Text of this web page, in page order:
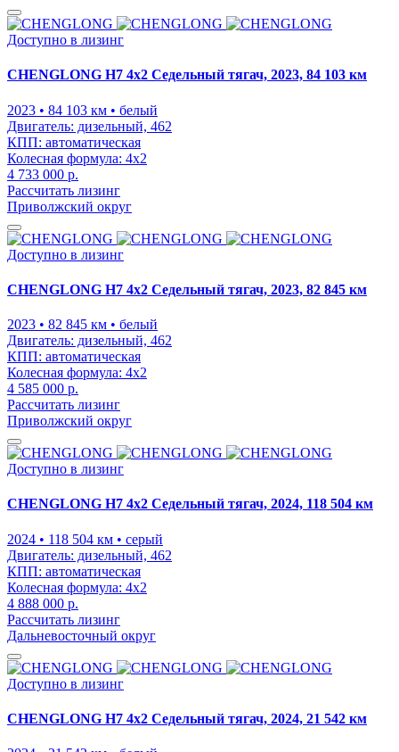
Доступно в лизинг
CHENGLONG H7 4x2 Седельный тягач, 2023, 84 103 км
2023 • 84 103 км • белый
Двигатель: дизельный, 462
КПП: автоматическая
Колесная формула: 4x2
4 733 000 р.
Рассчитать лизинг
Приволжский округ
Доступно в лизинг
CHENGLONG H7 4x2 Седельный тягач, 2023, 82 845 км
2023 • 82 845 км • белый
Двигатель: дизельный, 462
КПП: автоматическая
Колесная формула: 4x2
4 585 000 р.
Рассчитать лизинг
Приволжский округ
Доступно в лизинг
CHENGLONG H7 4x2 Седельный тягач, 2024, 118 504 км
2024 • 118 504 км • серый
Двигатель: дизельный, 462
КПП: автоматическая
Колесная формула: 4x2
4 888 000 р.
Рассчитать лизинг
Дальневосточный округ
Доступно в лизинг
CHENGLONG H7 4x2 Седельный тягач, 2024, 21 542 км